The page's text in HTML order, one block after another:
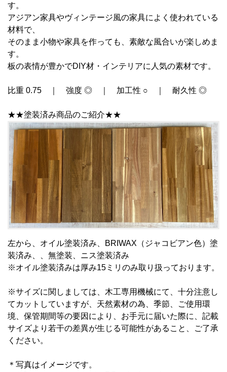
す。
アジアン家具やヴィンテージ風の家具によく使われている
材料で、
そのまま小物や家具を作っても、素敵な風合いが楽しめま
す。
板の表情が豊かでDIY材・インテリアに人気の素材です。
比重 0.75 ｜ 強度 ◎ ｜ 加工性 ○ ｜ 耐久性 ◎
★★塗装済み商品のご紹介★★
左から、オイル塗装済み、BRIWAX（ジャコビアン色）塗
装済み、、無塗装、ニス塗装済み
※オイル塗装済みは厚み15ミリのみ取り扱っております。
※サイズに関しましては、木工専用機械にて、十分注意し
てカットしていますが、天然素材の為、季節、ご使用環
境、保管期間等の要因により、お手元に届いた際に、記載
サイズより若干の差異が生じる可能性があること、ご了承
ください。
＊写真はイメージです。